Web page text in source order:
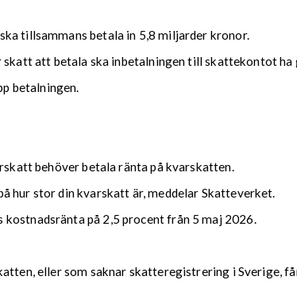
tillsammans betala in 5,8 miljarder kronor.
att betala ska inbetalningen till skattekontot
betalningen.
behöver betala ränta på kvarskatten.
hur stor din kvarskatt är, meddelar Skatteverket.
på 2,5 procent från 5 maj 2026.
eller som saknar skatteregistrering i Sverige,